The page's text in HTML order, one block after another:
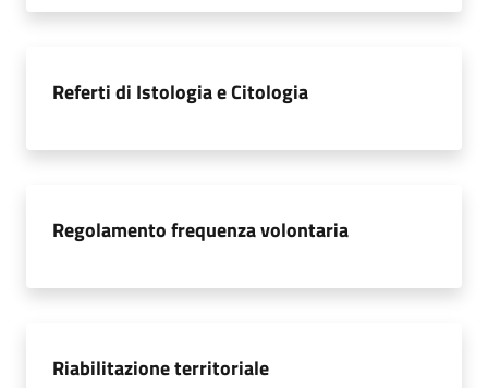
Referti di Istologia e Citologia
Regolamento frequenza volontaria
Riabilitazione territoriale